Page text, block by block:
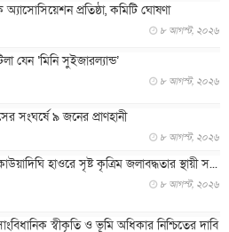
প্রতিষ্ঠা, কমিটি ঘোষণা
৮ আগস্ট, ২০২৬
যেন ‘মিনি সুইজারল্যান্ড’
৮ আগস্ট, ২০২৬
সংঘর্ষে ৯ জনের প্রাণহানী
৮ আগস্ট, ২০২৬
হাওরে সৃষ্ট কৃত্রিম জলাবদ্ধতার স্থায়ী স...
৮ আগস্ট, ২০২৬
স্বীকৃতি ও ভূমি অধিকার নিশ্চিতের দাবি